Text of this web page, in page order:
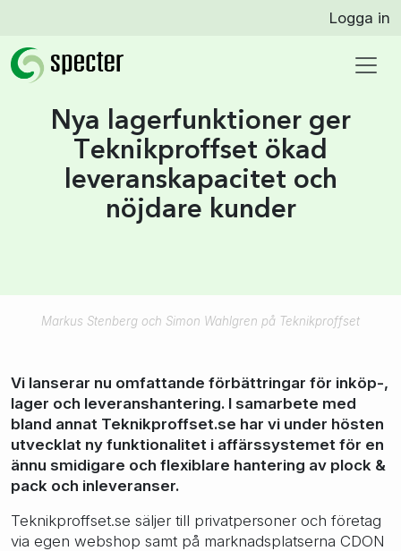
Logga in
Nya lagerfunktioner ger
Teknikproffset ökad
leveranskapacitet och
nöjdare kunder
Markus Stenberg och Simon Wahlgren på Teknikproffset
Vi lanserar nu omfattande förbättringar för inköp-,
lager och leveranshantering. I samarbete med
bland annat Teknikproffset.se har vi under hösten
utvecklat ny funktionalitet i affärssystemet för en
ännu smidigare och flexiblare hantering av plock &
pack och inleveranser.
Teknikproffset.se säljer till privatpersoner och företag
via egen webshop samt på marknadsplatserna CDON